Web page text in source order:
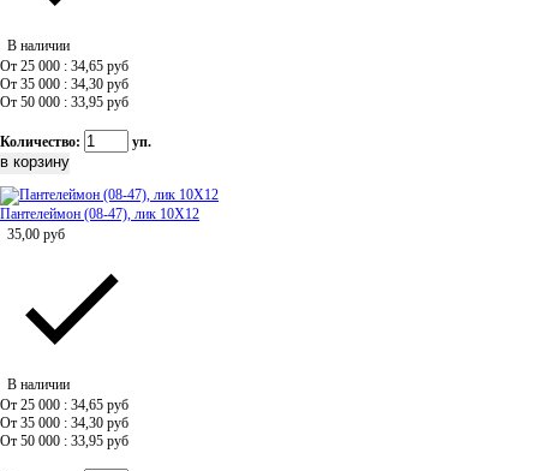
В наличии
От 25 000 : 34,65 руб
От 35 000 : 34,30 руб
От 50 000 : 33,95 руб
Количество: уп.
Пантелеймон (08-47), лик 10Х12
35,00 руб
В наличии
От 25 000 : 34,65 руб
От 35 000 : 34,30 руб
От 50 000 : 33,95 руб